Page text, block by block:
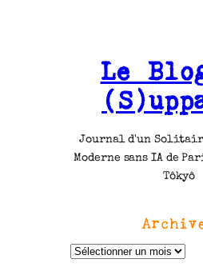
Le
Journal d'un
Moderne sans IA de
Tôkyô
A